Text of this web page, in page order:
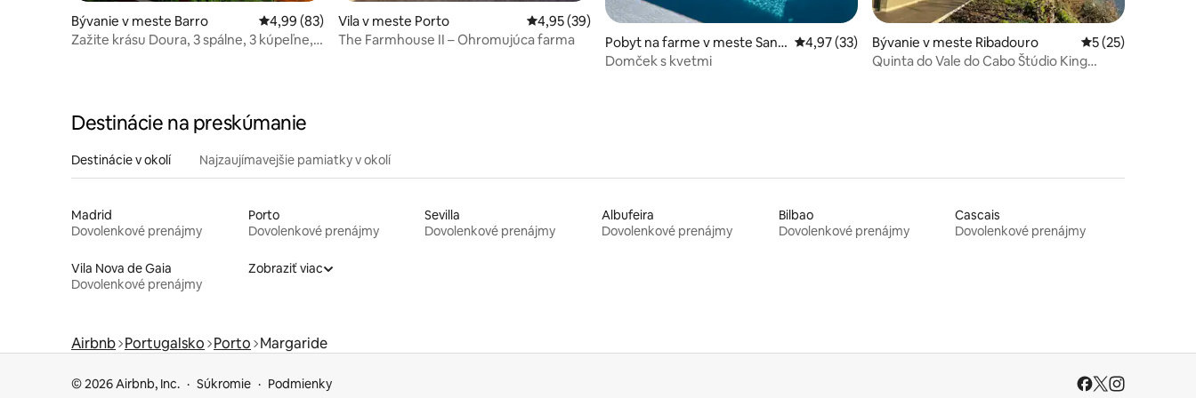
Bývanie v meste Barro Priemerné ohodnotenie 4,99 z 5, počet hodnotení: 83
4,99 (83)
Zažite krásu Doura, 3 spálne, 3 kúpeľne,
Vila v meste Porto Priemerné ohodnotenie 4,95 z 5, počet hodnotení: 39
4,95 (39)
The Farmhouse II – Ohromujúca farma
Pobyt na farme v meste Sant
a Eulália
Priemerné ohodnotenie 4,97 z 5, počet hodnotení: 33
4,97 (33)
Domček s kvetmi
Bývanie v meste Ribadouro Priemerné
5 (25)
Quinta do Vale do Cabo Štúdio King
Destinácie na preskúmanie
Destinácie v okolí Najzaujímavejšie pamiatky v okolí
Madrid
Dovolenkové prenájmy
Porto
Dovolenkové prenájmy
Sevilla
Dovolenkové prenájmy
Albufeira
Dovolenkové prenájmy
Bilbao
Dovolenkové prenájmy
Cascais
Dovolenkové prenájmy
Vila Nova de Gaia
Dovolenkové prenájmy
Zobraziť viac
Airbnb Portugalsko Porto Margaride
© 2026 Airbnb, Inc. Súkromie Podmienky